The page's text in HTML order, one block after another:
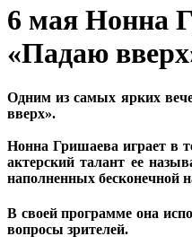
6 мая Нонна
«Падаю
Одним из самых ярких
вверх».
Нонна Гришаева играет в
актерский талант ее
наполненных бесконечной
В своей программе она
вопросы зрителей.